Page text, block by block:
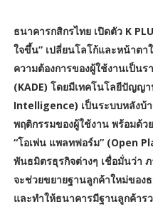
ธนาคารกสิกรไทย เปิดตัว K
ใจขึ้น” เปลี่ยนโลโก้และหน้าต
ความต้องการของผู้ใช้งานเป็น
(KADE) โดยมีเทคโนโลยีปัญญ
Intelligence) เป็นระบบหลังบ้
พฤติกรรมของผู้ใช้งาน พร้อมด้ว
“โอเพ่น แพลทฟอร์ม” (Open
พันธมิตรธุรกิจต่างๆ เชื่อมั่นว่า
จะช่วยขยายฐานลูกค้าใหม่ของ
และทำให้ธนาคารมีฐานลูกค้าร